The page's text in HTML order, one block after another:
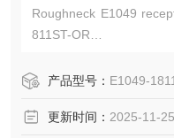
Roughneck E1049
811ST-OR
nuous产品型号： E1049-
更新时间： 2025-11-25